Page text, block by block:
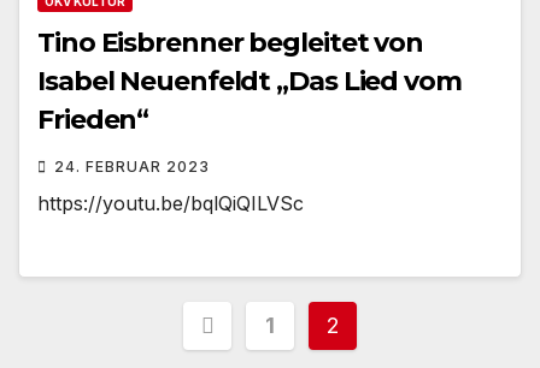
Tino Eisbrenner begleitet von
Isabel Neuenfeldt „Das Lied vom
Frieden“
24. FEBRUAR 2023
https://youtu.be/bqlQiQILVSc
1 2